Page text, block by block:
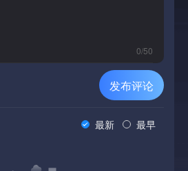
0/50
发布评论
最新 最早